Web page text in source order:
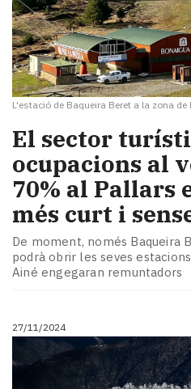
L'estació de Baqueira Beret a la zona de
El sector
ocupacions al
70% al Pallars
més curt i
De moment, només Baqueira
podrà obrir les seves
Ainé engegaran remuntadors
27/11/2024